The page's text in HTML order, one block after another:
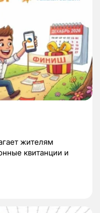
жителям
квитанции и